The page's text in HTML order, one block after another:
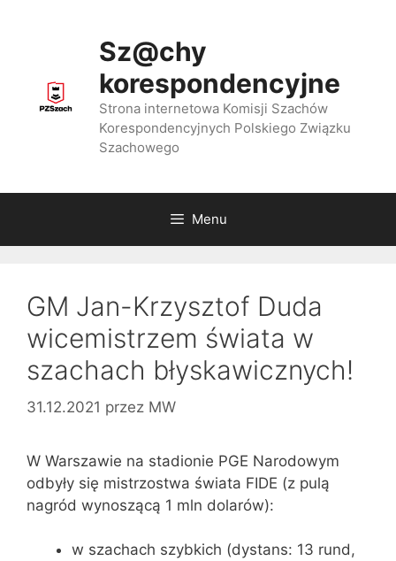
Sz@chy
korespondencyjne
Strona internetowa Komisji Szachów
Korespondencyjnych Polskiego Związku
Szachowego
Menu
GM Jan-Krzysztof Duda
wicemistrzem świata w
szachach błyskawicznych!
31.12.2021 przez MW
W Warszawie na stadionie PGE Narodowym
odbyły się mistrzostwa świata FIDE (z pulą
nagród wynoszącą 1 mln dolarów):
w szachach szybkich (dystans: 13 rund,